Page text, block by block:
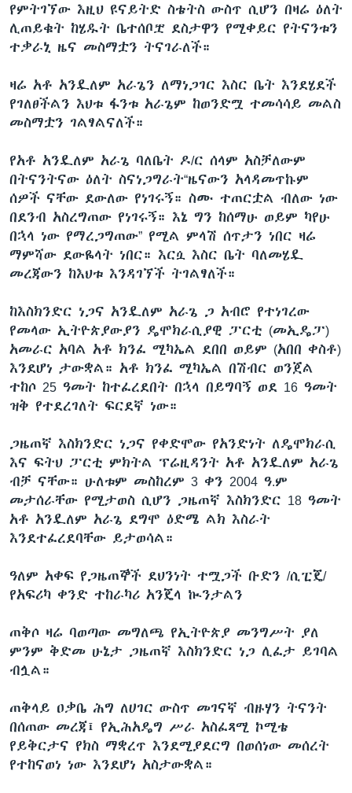
የምትገኘው እዚህ ዩናይትድ ስቴትስ ውስጥ ሲሆን በዛሬ ዕለት
ሊጠይቁት ከሄዱት ቤተሰቦቿ ደስታዋን የሚቀይር የትናንቱን
ተቃራኒ ዜና መስማቷን ትናገራለች።
ዛሬ አቶ አንዷለም አራጌን ለማነጋገር እስር ቤት እንደሄደች
የገለፀችልን እህቱ ፋንቱ አራጌም ከወንድሟ ተመሳሳይ መልስ
መስማቷን ገልፃልናለች።
የአቶ አንዷለም አራጌ ባለቤት ዶ/ር ሰላም አስቻለውም
በትናንትናው ዕለት ስናነጋግራት“ዜናውን አላዳመጥኩም
ሰዎች ናቸው ደውለው የነገሩኝ። ስሙ ተጠርቷል ብለው ነው
በደንብ አስረግጠው የነገሩኝ። እኔ ግን ከሰማሁ ወይም ካየሁ
በኋላ ነው የማረጋግጠው” የሚል ምላሽ ሰጥታን ነበር ዛሬ
ማምሻው ደውዬላት ነበር። እርሷ እስር ቤት ባለመሄዷ
መረጃውን ከእህቱ እንዳገኘች ትገልፃለች።
ከእስክንድር ነጋና አንዷለም አራጌ ጋ አብሮ የተነገረው
የመላው ኢትዮጵያውያን ዴሞክራሲያዊ ፓርቲ (መኢዴፓ)
አመራር አባል አቶ ክንፈ ሚካኤል ደበበ ወይም (አበበ ቀስቶ)
እንደሆነ ታውቋል። አቶ ክንፈ ሚካኤል በሽብር ወንጀል
ተከሶ 25 ዓመት ከተፈረደበት በኋላ በይግባኝ ወደ 16 ዓመት
ዝቅ የተደረገለት ፍርደኛ ነው።
ጋዜጠኛ እስክንድር ነጋና የቀድሞው የአንድነት ለዴሞክራሲ
እና ፍትህ ፓርቲ ምክትል ፕሬዚዳንት አቶ አንዷለም አራጌ
ብቻ ናቸው። ሁለቱም መስከረም 3 ቀን 2004 ዓ.ም
መታሰራቸው የሚታወስ ሲሆን ጋዜጠኛ እስክንድር 18 ዓመት
አቶ አንዷለም አራጌ ደግሞ ዕድሜ ልክ እስራት
እንደተፈረደባቸው ይታወሳል።
ዓለም አቀፍ የጋዜጠኞች ደህንነት ተሟጋች ቡድን /ሲፒጄ/
የአፍሪካ ቀንድ ተከራካሪ አንጄላ ኲንታልን
ጠቅሶ ዛሬ ባወጣው መግለጫ የኢትዮጵያ መንግሥት ያለ
ምንም ቅድመ ሁኔታ ጋዜጠኛ እስክንድር ነጋ ሊፈታ ይገባል
ብሏል።
ጠቅላይ ዐቃቤ ሕግ ለሀገር ውስጥ መገናኛ ብዙሃን ትናንት
በሰጠው መረጃ፤ የኢሕአዴግ ሥራ አስፈጻሚ ኮሚቴ
የይቅርታና የክስ ማቋረጥ እንደሚያደርግ በወሰነው መሰረት
የተከናወነ ነው እንደሆነ አስታውቋል።